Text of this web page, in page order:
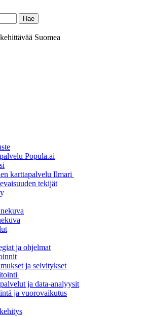
Suomea
Popula.ai
karttapalvelu Ilmari
tekijät
ja ohjelmat
ja selvitykset
ja data-analyysit
ja vuorovaikutus